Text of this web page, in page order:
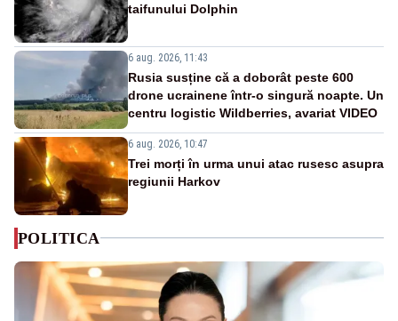
taifunului Dolphin
6 aug. 2026, 11:43
Rusia susține că a doborât peste 600
drone ucrainene într-o singură noapte. Un
centru logistic Wildberries, avariat VIDEO
6 aug. 2026, 10:47
Trei morți în urma unui atac rusesc asupra
regiunii Harkov
POLITICA